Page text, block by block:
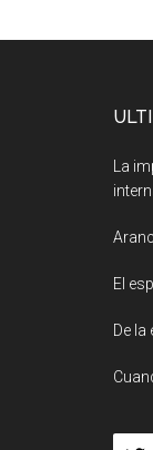
La
El
De